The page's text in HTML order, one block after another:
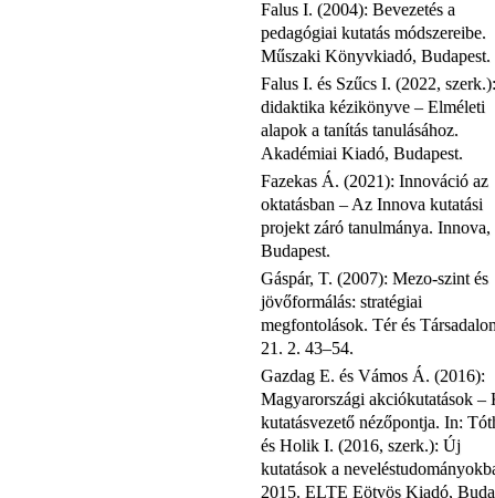
Falus I. (2004): Bevezetés a
pedagógiai kutatás módszereibe.
Műszaki Könyvkiadó, Budapest.
Falus I. és Szűcs I. (2022,
didaktika kézikönyve – Elméleti
alapok a tanítás tanulásához.
Akadémiai Kiadó, Budapest.
Fazekas Á. (2021): Innováció az
oktatásban – Az Innova kutatási
projekt záró tanulmánya. Innova,
Budapest.
Gáspár, T. (2007): Mezo-szint és
jövőformálás: stratégiai
megfontolások. Tér és
21. 2. 43–54.
Gazdag E. és Vámos Á. (2016):
Magyarországi akciókutatások –
kutatásvezető nézőpontja. In:
és Holik I. (2016, szerk.): Új
kutatások a
2015. ELTE Eötvös Kiadó,